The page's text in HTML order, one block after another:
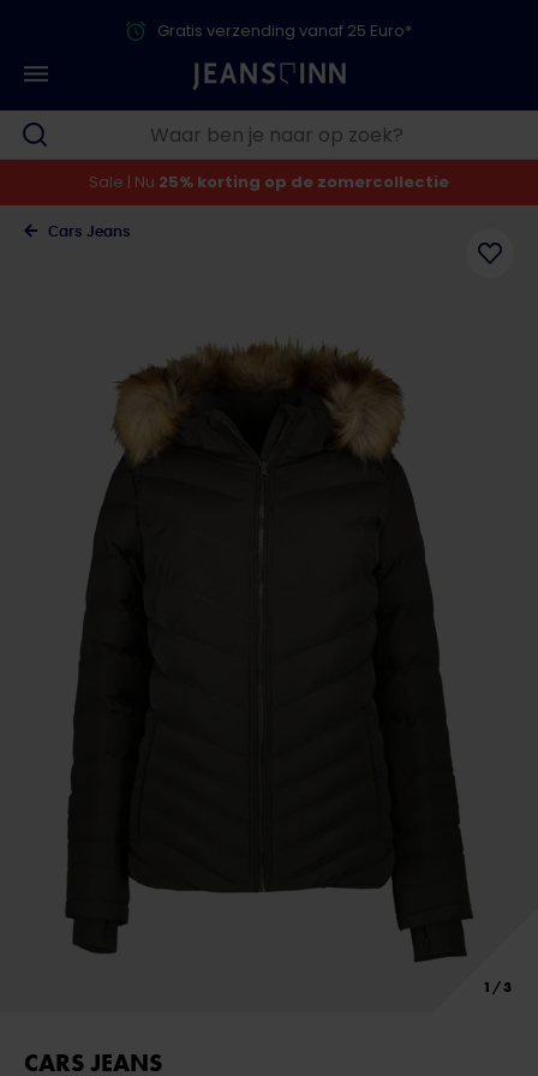
Gratis verzending vanaf 25 Euro*
Sale | Nu 25% korting op de zomercollectie
Cars Jeans
CARS JEANS